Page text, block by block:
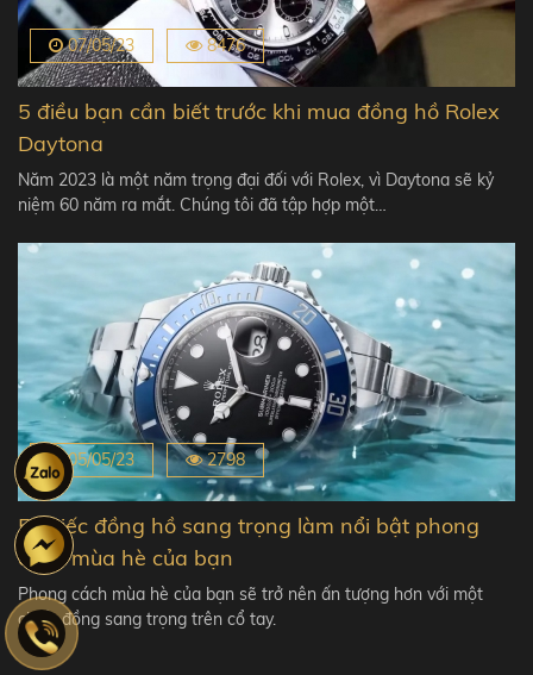
07/05/23 8476
5 điều bạn cần biết trước khi mua đồng hồ Rolex
Daytona
Năm 2023 là một năm trọng đại đối với Rolex, vì Daytona sẽ kỷ
niệm 60 năm ra mắt. Chúng tôi đã tập hợp một…
05/05/23 2798
5 chiếc đồng hồ sang trọng làm nổi bật phong
cách mùa hè của bạn
Phong cách mùa hè của bạn sẽ trở nên ấn tượng hơn với một
chiếc đồng sang trọng trên cổ tay.